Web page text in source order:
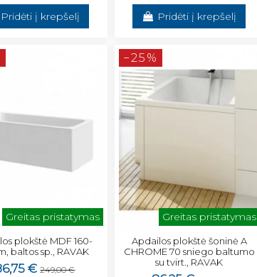
Pridėti į krepšelį Pridėti į krepšelį
Greitas pristatymas
plokštė MDF 160-
baltos sp., RAVAK
€ 249,00 €
−25%
Greitas pristatymas
Apdailos plokštė šoninė A
CHROME 70 sniego baltumo
su tvirt., RAVAK